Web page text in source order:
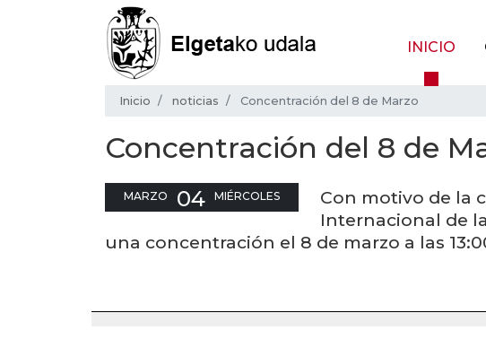
INICIO
Inicio noticias Concentración del 8 de Marzo
Concentración del 8 de
MARZO 04 MIÉRCOLES
Con motivo de la
Internacional de
una concentración el 8 de marzo a las